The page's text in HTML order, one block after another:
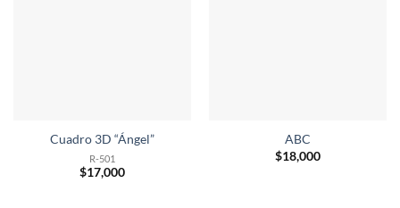
Cuadro 3D “Ángel”
R-501
$17,000
ABC
$18,000